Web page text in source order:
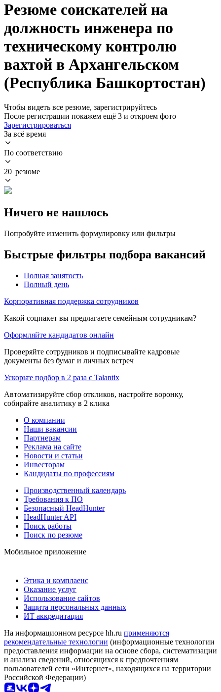
Резюме соискателей на
должность инженера по
техническому контролю
вахтой в Архангельском
(Республика Башкортостан)
Чтобы видеть все резюме, зарегистрируйтесь
После регистрации покажем ещё 3 и откроем фото
Зарегистрироваться
За всё время
По соответствию
20 резюме
Ничего не нашлось
Попробуйте изменить формулировку или фильтры
Быстрые фильтры подбора вакансий
Полная занятость
Полный день
Корпоративная поддержка сотрудников
Какой соцпакет вы предлагаете семейным сотрудникам?
Оформляйте кандидатов онлайн
Проверяйте сотрудников и подписывайте кадровые
документы без бумаг и личных встреч
Ускорьте подбор в 2 раза с Talantix
Автоматизируйте сбор откликов, настройте воронку,
собирайте аналитику в 2 клика
О компании
Наши вакансии
Партнерам
Реклама на сайте
Новости и статьи
Инвесторам
Кандидаты по профессиям
Производственный календарь
Требования к ПО
Безопасный HeadHunter
HeadHunter API
Поиск работы
Поиск по резюме
Мобильное приложение
Этика и комплаенс
Оказание услуг
Использование сайтов
Защита персональных данных
ИТ аккредитация
На информационном ресурсе hh.ru применяются
рекомендательные технологии (информационные технологии
предоставления информации на основе сбора, систематизации
и анализа сведений, относящихся к предпочтениям
пользователей сети «Интернет», находящихся на территории
Российской Федерации)